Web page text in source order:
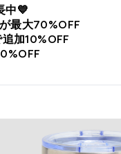
中💙
最大70%OFF
加10%OFF